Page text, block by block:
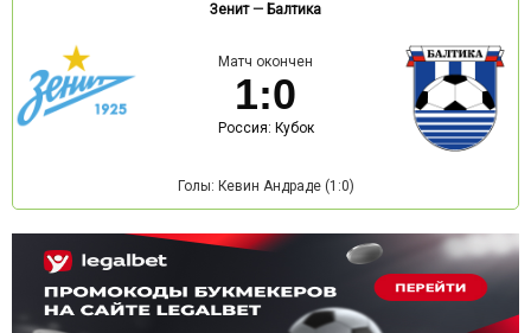
Зенит— Балтика
Матч окончен
1:0
Россия: Кубок
Голы: Кевин Андраде (1:0)